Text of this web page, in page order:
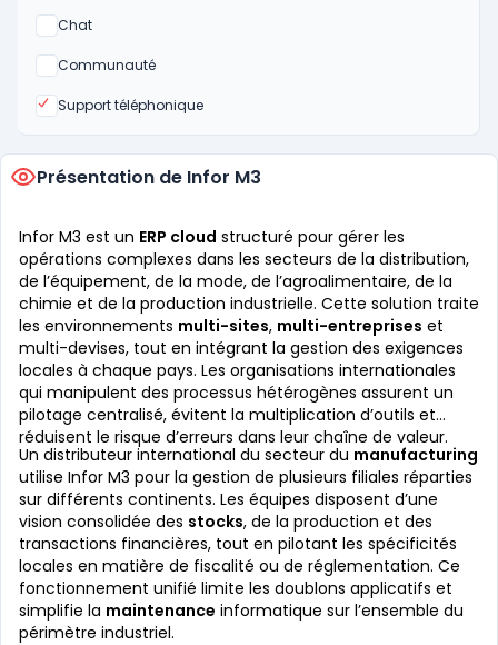
Chat
Non
Communauté
Non
Support téléphonique
Oui
Présentation de Infor M3
Infor M3 est un ERP cloud structuré pour gérer les
opérations complexes dans les secteurs de la distribution,
de l’équipement, de la mode, de l’agroalimentaire, de la
chimie et de la production industrielle. Cette solution traite
les environnements multi-sites, multi-entreprises et
multi-devises, tout en intégrant la gestion des exigences
locales à chaque pays. Les organisations internationales
qui manipulent des processus hétérogènes assurent un
pilotage centralisé, évitent la multiplication d’outils et
réduisent le risque d’erreurs dans leur chaîne de valeur.
Un distributeur international du secteur du manufacturing
utilise Infor M3 pour la gestion de plusieurs filiales réparties
sur différents continents. Les équipes disposent d’une
vision consolidée des stocks, de la production et des
transactions financières, tout en pilotant les spécificités
locales en matière de fiscalité ou de réglementation. Ce
fonctionnement unifié limite les doublons applicatifs et
simplifie la maintenance informatique sur l’ensemble du
périmètre industriel.